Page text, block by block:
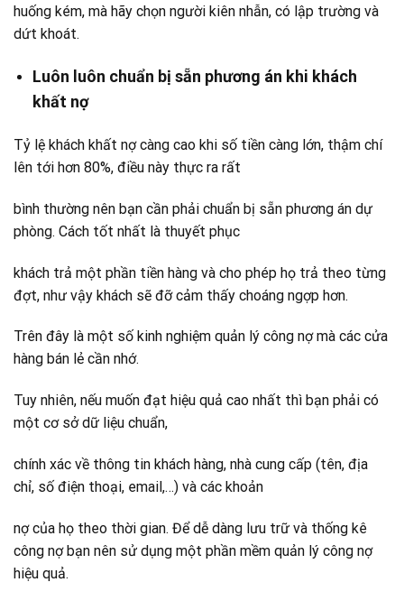
huống kém, mà hãy chọn người kiên nhẫn, có lập trường và
dứt khoát.
Luôn luôn chuẩn bị sẵn phương án khi khách
khất nợ
Tỷ lệ khách khất nợ càng cao khi số tiền càng lớn, thậm chí
lên tới hơn 80%, điều này thực ra rất
bình thường nên bạn cần phải chuẩn bị sẵn phương án dự
phòng. Cách tốt nhất là thuyết phục
khách trả một phần tiền hàng và cho phép họ trả theo từng
đợt, như vậy khách sẽ đỡ cảm thấy choáng ngợp hơn.
Trên đây là một số kinh nghiệm quản lý công nợ mà các cửa
hàng bán lẻ cần nhớ.
Tuy nhiên, nếu muốn đạt hiệu quả cao nhất thì bạn phải có
một cơ sở dữ liệu chuẩn,
chính xác về thông tin khách hàng, nhà cung cấp (tên, địa
chỉ, số điện thoại, email,…) và các khoản
nợ của họ theo thời gian. Để dễ dàng lưu trữ và thống kê
công nợ bạn nên sử dụng một phần mềm quản lý công nợ
hiệu quả.